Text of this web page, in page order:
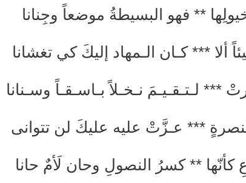
** فهو البسيطةُ موضعاً وجِنانا
ألا *** كـان الـمهاد إليكَ كي تغشانا
*** لـتـقـيـمَ نـخـلاً بـاسـقـاً وسـنانا
*** عـزَّتْ عليه عليكَ لن تتوانى
** كسرُ النصولِ وحان لَأمٌ حانا